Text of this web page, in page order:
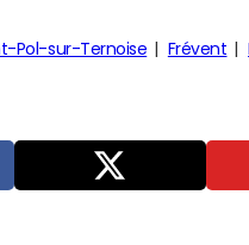
Pol-sur-Ternoise Frévent